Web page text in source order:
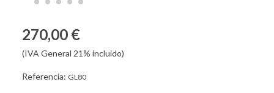
270,00 €
(IVA General 21% incluido)
Referencia: GL80